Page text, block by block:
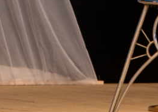
Народный цирковой коллектив
Григориопольского района,
Приднестровской Молдавской
Народный цирковой коллектив
Слободзейского района,
Приднестровской
Казавчинская;